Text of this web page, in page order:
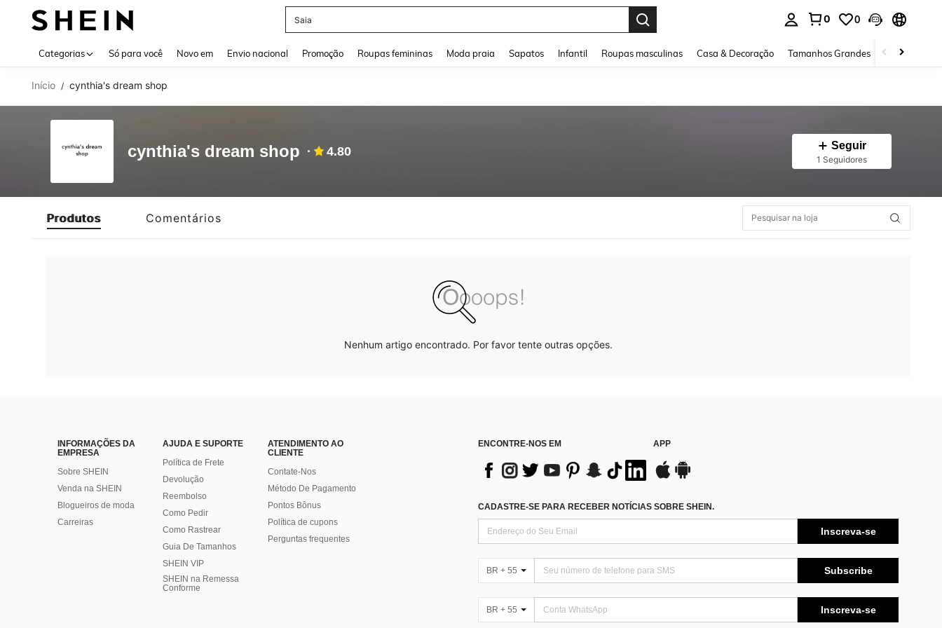
Saia
0 0
Categorias Só para você Novo em Envio nacional Promoção Roupas femininas Moda praia Sapatos Infantil Roupas masculinas Casa & Decoração Tamanhos Grandes Joias e
Início / cynthia's dream shop
cynthia's dream shop 4.80 Seguir
1 Seguidores
Produtos Comentários
Nenhum artigo encontrado. Por favor tente outras opções.
INFORMAÇÕES DA
EMPRESA
Sobre SHEIN
Venda na SHEIN
Blogueiros de moda
Carreiras
AJUDA E SUPORTE
Política de Frete
Devolução
Reembolso
Como Pedir
Como Rastrear
Guia De Tamanhos
SHEIN VIP
SHEIN na Remessa
Conforme
ATENDIMENTO AO
CLIENTE
Contate-Nos
Método De Pagamento
Pontos Bônus
Política de cupons
Perguntas frequentes
ENCONTRE-NOS EM APP
CADASTRE-SE PARA RECEBER NOTÍCIAS SOBRE SHEIN.
Inscreva-se
BR + 55 Subscribe
BR + 55 Inscreva-se